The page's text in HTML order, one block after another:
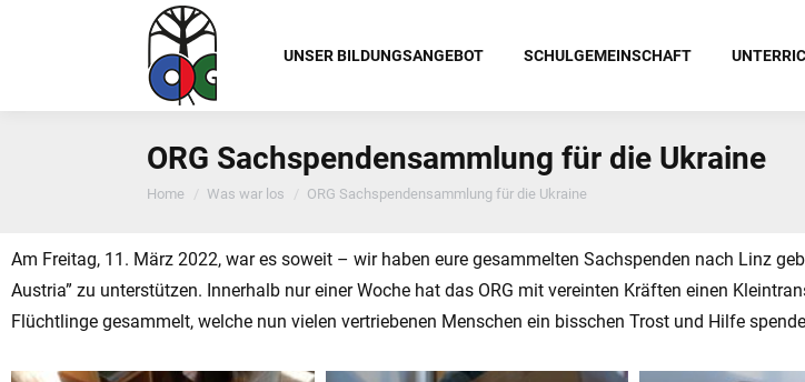
UNSER BILDUNGSANGEBOT SCHULGEMEINSCHAFT
ORG Sachspendensammlung für die Ukraine
You are here:
Home Was war los ORG Sachspendensammlung für die Ukraine
Am Freitag, 11. März 2022, war es soweit – wir haben eure gesammelten Sachspenden nach Linz
Austria” zu unterstützen. Innerhalb nur einer Woche hat das ORG mit vereinten Kräften einen
Flüchtlinge gesammelt, welche nun vielen vertriebenen Menschen ein bisschen Trost und Hilfe